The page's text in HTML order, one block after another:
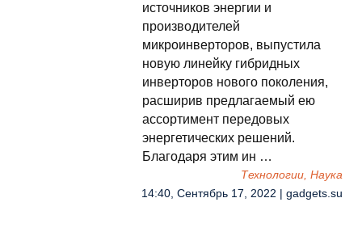
источников энергии и
производителей
микроинверторов, выпустила
новую линейку гибридных
инверторов нового поколения,
расширив предлагаемый ею
ассортимент передовых
энергетических решений.
Благодаря этим ин …
Технологии, Наука
14:40, Сентябрь 17, 2022 | gadgets.su